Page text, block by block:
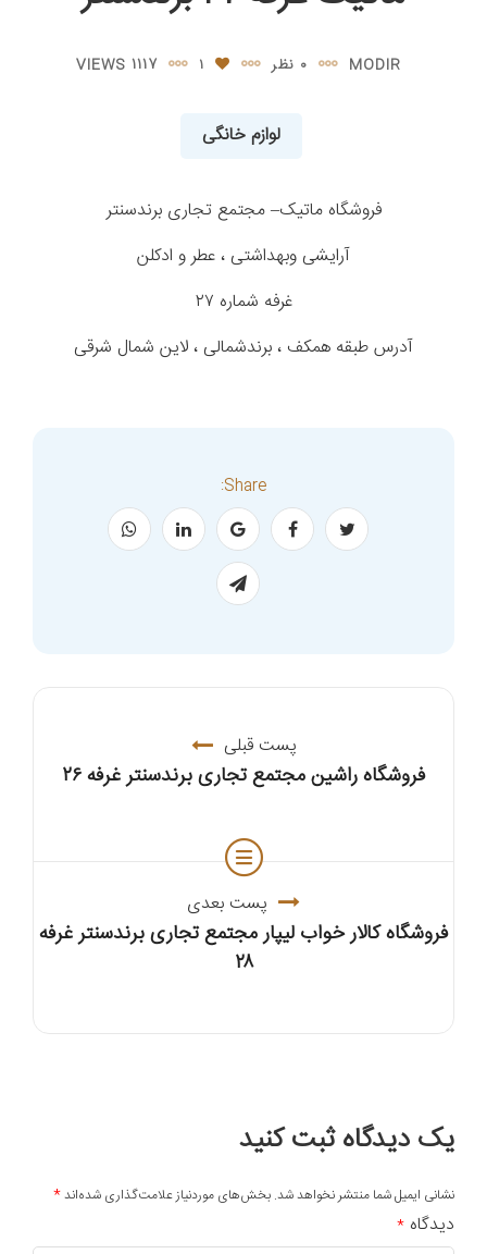
MODIR ۰ نظر ۱ 1117 VIEWS
لوازم خانگی
فروشگاه ماتیک– مجتمع تجاری برندسنتر
آرایشی وبهداشتی ، عطر و ادکلن
غرفه شماره ۲۷
آدرس طبقه همکف ، برندشمالی ، لاین شمال شرقی
Share:
پست قبلی
فروشگاه راشین مجتمع تجاری برندسنتر غرفه ۲۶
پست بعدی
فروشگاه کالار خواب لیپار مجتمع تجاری برندسنتر غرفه
۲۸
یک دیدگاه ثبت کنید
نشانی ایمیل شما منتشر نخواهد شد. بخش‌های موردنیاز علامت‌گذاری شده‌اند*
دیدگاه *